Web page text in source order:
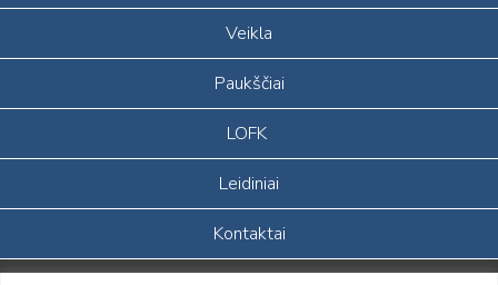
Veikla
Paukščiai
LOFK
Leidiniai
Kontaktai